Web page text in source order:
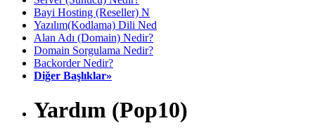
Bayi Hosting (Reseller) N
Yazılım(Kodlama) Dili Ned
Alan Adı (Domain) Nedir?
Domain Sorgulama Nedir?
Backorder Nedir?
Diğer Başlıklar»
Yardım (Pop10)